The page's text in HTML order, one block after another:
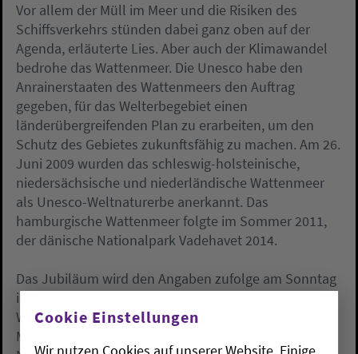
Vor allem der Müll im Meer und die Risiken des
Schiffsverkehrs stünden dabei ganz oben auf der
Agenda, erläuterte Lies. Aber auch der Klimawandel
bedrohe das Wattenmeer. Die Unesco habe den
Anrainerstaaten des Wattenmeers den Auftrag
gegeben, für das Welterbegebiet einen
länderübergreifenden Plan zu erarbeiten, um den
Schutz des Gebietes zukunftsfähig zu machen. Am 26.
Juni 2009 wurden das schleswig-holsteinische,
niedersächsische und niederländische Wattenmeer
als Unesco-Weltnaturerbe anerkannt. Das
hamburgische Wattenmeer folgte im Sommer 2011,
der dänische Nationalpark Vadehavet 2014.
Das Jubiläum wird den Angaben zufolge am Sonntag
in Wilhelmshaven gefeiert. Unter dem Motto «Ein
Wattenmeer. Zwei Räder. Drei Länder» wollen dazu
Menschen aus Deutschland, Dänemark und den
Cookie Einstellungen
Wir nutzen Cookies auf unserer Website. Einige